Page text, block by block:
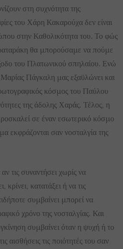
στη συχνότητα της
του Χάρη Κακαρούχα δεν είναι
στην Καθολικότητα του. Το φώς
θα μπορούσαμε να πούμε
του Πλατωνικού σπηλαίου. Ενώ
Πάγκαλη μας εξαϋλώνει και
κόσμος του Παύλου
της άδολης Χαράς. Τέλος, η
σε έναν εσωτερικό κόσμο
εκφράζονται σαν νοσταλγία της
τις συναντήσει χωρίς να
κρίνει, κατατάξει ή να τις
συμβαίνει μπορεί να
χρόνο της νοσταλγίας. Και
συμβαίνει όταν η ψυχή ή το
αισθήσεις τις ποιότητές του σαν